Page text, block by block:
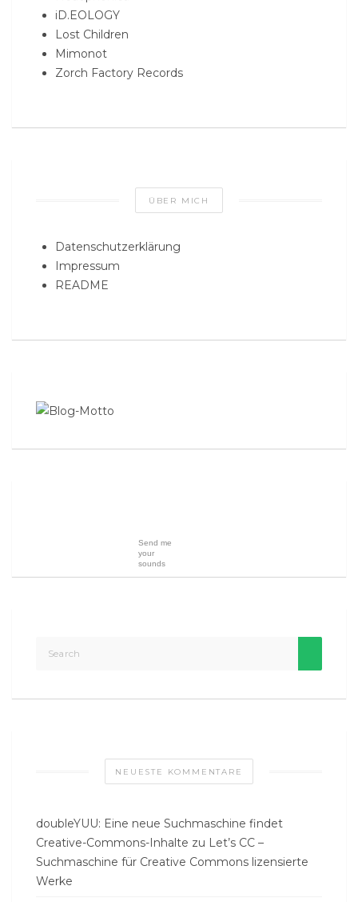
iD.EOLOGY
Lost Children
Mimonot
Zorch Factory Records
ÜBER MICH
Datenschutzerklärung
Impressum
README
Send me
your
sounds
NEUESTE KOMMENTARE
doubleYUU: Eine neue Suchmaschine findet
Creative-Commons-Inhalte zu Let’s CC –
Suchmaschine für Creative Commons lizensierte
Werke